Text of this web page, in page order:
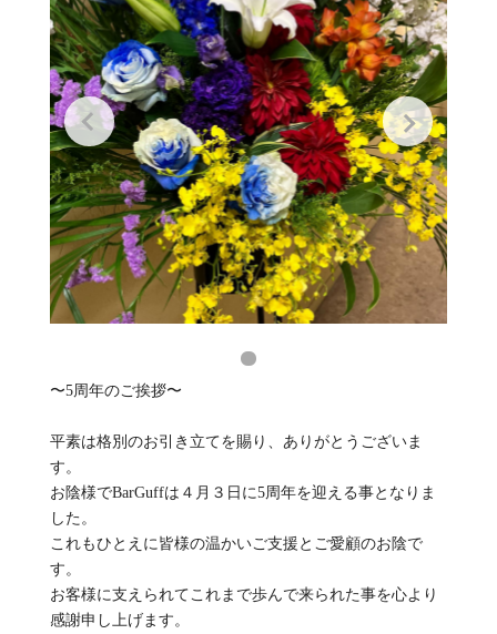
〜5周年のご挨拶〜
平素は格別のお引き立てを賜り、ありがとうございま
す。
お陰様でBarGuffは４月３日に5周年を迎える事となりま
した。
これもひとえに皆様の温かいご支援とご愛顧のお陰で
す。
お客様に支えられてこれまで歩んで来られた事を心より
感謝申し上げます。